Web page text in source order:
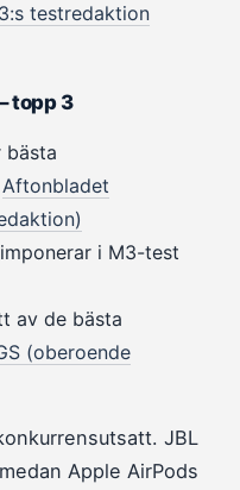
testredaktion
topp 3
bästa
Aftonbladet
i M3-test
av de bästa
(oberoende
JBL
Apple AirPods